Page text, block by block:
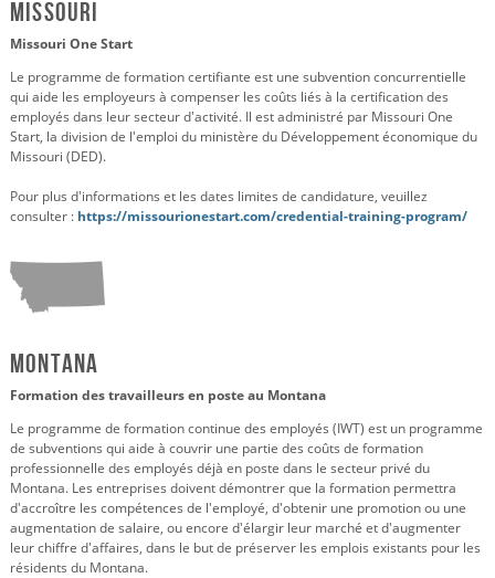
Missouri
Missouri One Start
Le programme de formation certifiante est une subvention concurrentielle
qui aide les employeurs à compenser les coûts liés à la certification des
employés dans leur secteur d'activité. Il est administré par Missouri One
Start, la division de l'emploi du ministère du Développement économique du
Missouri (DED).
Pour plus d'informations et les dates limites de candidature, veuillez
consulter : https://missourionestart.com/credential-training-program/
Montana
Formation des travailleurs en poste au Montana
Le programme de formation continue des employés (IWT) est un programme
de subventions qui aide à couvrir une partie des coûts de formation
professionnelle des employés déjà en poste dans le secteur privé du
Montana. Les entreprises doivent démontrer que la formation permettra
d'accroître les compétences de l'employé, d'obtenir une promotion ou une
augmentation de salaire, ou encore d'élargir leur marché et d'augmenter
leur chiffre d'affaires, dans le but de préserver les emplois existants pour les
résidents du Montana.